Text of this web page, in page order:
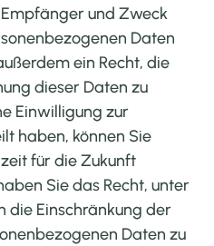
und Zweck
Daten
ein Recht, die
dieser Daten zu
Einwilligung zur
haben, können Sie
für die Zukunft
Sie das Recht, unter
die Einschränkung der
Daten zu